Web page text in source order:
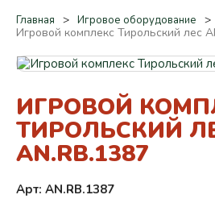
Главная Игровое оборудование
Игровой комплекс Тирольский лес
ИГРОВОЙ
ТИРОЛЬСКИЙ
AN.RB.1387
Арт: AN.RB.1387